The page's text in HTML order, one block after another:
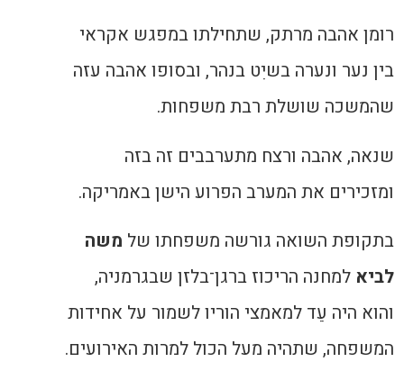
רומן אהבה מרתק, שתחילתו במפגש אקראי
בין נער ונערה בשיִט בנהר, ובסופו אהבה עזה
שהמשכה שושלת רבת משפחות.
שנאה, אהבה ורצח מתערבבים זה בזה
ומזכירים את המערב הפרוע הישן באמריקה.
בתקופת השואה גורשה משפחתו של משה
לביא למחנה הריכוז ברגן־בלזן שבגרמניה,
והוא היה עֵד למאמצי הוריו לשמור על אחידות
המשפחה, שתהיה מעל הכול למרות האירועים.